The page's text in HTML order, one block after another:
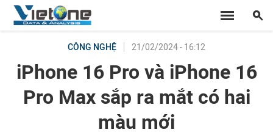
CÔNG NGHỆ 21/02/2024 - 16:12
iPhone 16 Pro và iPhone 16
Pro Max sắp ra mắt có hai
màu mới